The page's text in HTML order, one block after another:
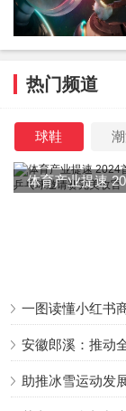
《破墓》前半
姓家庭除魔的故
一个痴呆的爷
婴儿、一个家族
吉四人判断是朴
但当小团队到了
候，奇怪的事便
热门频道
球鞋
体育产业提速
安徽郎溪：推动
助推冰雪运动发